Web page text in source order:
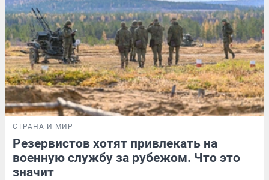
СТРАНА И МИР
Резервистов хотят привлекать на
военную службу за рубежом. Что это
значит